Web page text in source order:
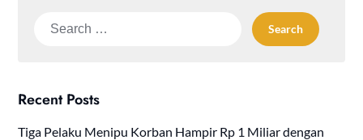
Search
Recent Posts
Tiga Pelaku Menipu Korban Hampir Rp 1 Miliar dengan